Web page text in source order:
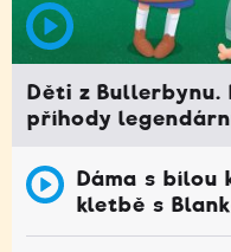
Děti z Bullerbynu.
příhody
Dáma s bílou
kletbě s